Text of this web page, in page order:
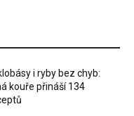
i ryby bez chyb:
kouře přináší 134